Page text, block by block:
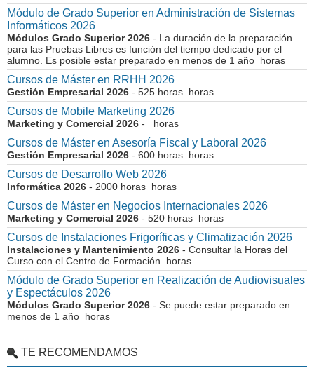
Módulo de Grado Superior en Administración de Sistemas
Informáticos 2026
Módulos Grado Superior 2026 - La duración de la preparación
para las Pruebas Libres es función del tiempo dedicado por el
alumno. Es posible estar preparado en menos de 1 año horas
Cursos de Máster en RRHH 2026
Gestión Empresarial 2026 - 525 horas horas
Cursos de Mobile Marketing 2026
Marketing y Comercial 2026 - horas
Cursos de Máster en Asesoría Fiscal y Laboral 2026
Gestión Empresarial 2026 - 600 horas horas
Cursos de Desarrollo Web 2026
Informática 2026 - 2000 horas horas
Cursos de Máster en Negocios Internacionales 2026
Marketing y Comercial 2026 - 520 horas horas
Cursos de Instalaciones Frigoríficas y Climatización 2026
Instalaciones y Mantenimiento 2026 - Consultar la Horas del
Curso con el Centro de Formación horas
Módulo de Grado Superior en Realización de Audiovisuales
y Espectáculos 2026
Módulos Grado Superior 2026 - Se puede estar preparado en
menos de 1 año horas
TE RECOMENDAMOS